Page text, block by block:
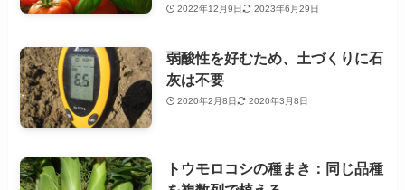
2022年12月9日 2023年6月29日
弱酸性を好むため、土づくりに石
灰は不要
2020年2月8日 2020年3月8日
トウモロコシの種まき：同じ品種